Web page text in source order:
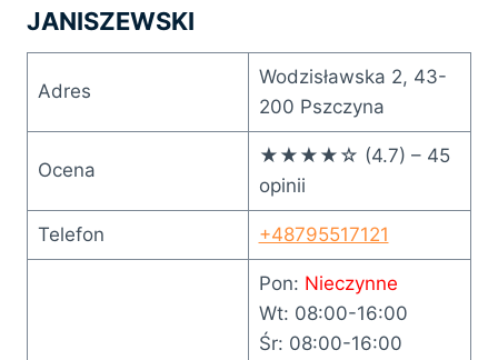
JANISZEWSKI
Adres
Wodzisławska 2, 43-
200 Pszczyna
Ocena
★★★★☆ (4.7) – 45
opinii
Telefon +48795517121
Pon: Nieczynne
Wt: 08:00-16:00
Śr: 08:00-16:00